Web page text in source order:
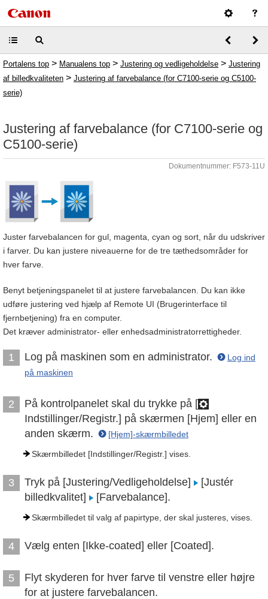
Portalens top > Manualens top > Justering og vedligeholdelse > Justering
af billedkvaliteten > Justering af farvebalance (for C7100-serie og C5100-
serie)
Justering af farvebalance (for C7100-serie og
C5100-serie)
Dokumentnummer: F573-11U
Juster farvebalancen for gul, magenta, cyan og sort, når du udskriver
i farver. Du kan justere niveauerne for de tre tæthedsområder for
hver farve.
Benyt betjeningspanelet til at justere farvebalancen. Du kan ikke
udføre justering ved hjælp af Remote UI (Brugerinterface til
fjernbetjening) fra en computer.
Det kræver administrator- eller enhedsadministratorrettigheder.
1 Log på maskinen som en administrator.
Log ind
på maskinen
2
På kontrolpanelet skal du trykke på [
Indstillinger/Registr.] på skærmen [Hjem] eller en
anden skærm.
[Hjem]-skærmbilledet
Skærmbilledet [Indstillinger/Registr.] vises.
3 Tryk på [Justering/Vedligeholdelse]
[Justér
billedkvalitet]
[Farvebalance].
Skærmbilledet til valg af papirtype, der skal justeres, vises.
4 Vælg enten [Ikke-coated] eller [Coated].
5
Flyt skyderen for hver farve til venstre eller højre
for at justere farvebalancen.